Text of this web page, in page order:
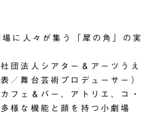
に人々が集う「犀の角」の実
団法人シアター＆アーツうえ
／舞台芸術プロデューサー）
フェ＆バー、アトリエ、コ・
様な機能と顔を持つ小劇場